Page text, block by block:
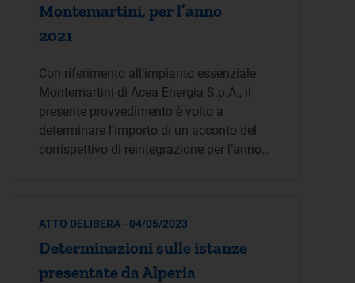
Montemartini, per l’anno
2021
Con riferimento all’impianto essenziale
Montemartini di Acea Energia S.p.A., il
presente provvedimento è volto a
determinare l’importo di un acconto del
corrispettivo di reintegrazione per l’anno…
ATTO DELIBERA - 04/05/2023
Determinazioni sulle istanze
presentate da Alperia